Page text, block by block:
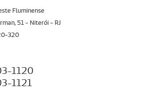
Fluminense
51 - Niterói - RJ
320
1120
1121